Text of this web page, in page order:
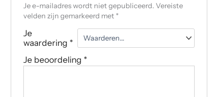
Je e-mailadres wordt niet gepubliceerd. Vereiste
velden zijn gemarkeerd met *
Je
waardering *
Je beoordeling *